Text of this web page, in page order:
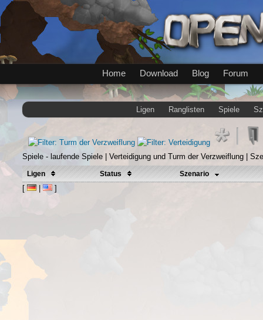
Home Download Blog Forum
Ligen Ranglisten Spiele
Spiele - laufende Spiele | Verteidigung und Turm der Verzweiflung |
Ligen Status Szenario
[ | ]